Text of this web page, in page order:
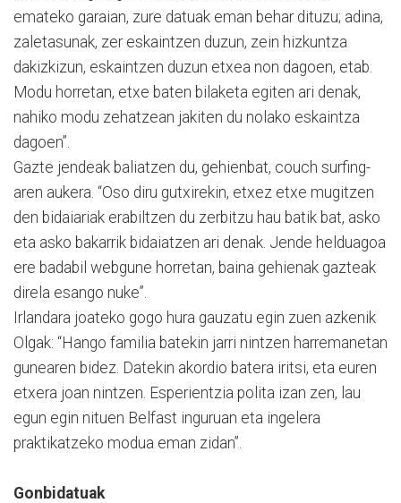
emateko garaian, zure datuak eman behar dituzu; adina,
zaletasunak, zer eskaintzen duzun, zein hizkuntza
dakizkizun, eskaintzen duzun etxea non dagoen, etab.
Modu horretan, etxe baten bilaketa egiten ari denak,
nahiko modu zehatzean jakiten du nolako eskaintza
dagoen”.
Gazte jendeak baliatzen du, gehienbat, couch surfing-
aren aukera. “Oso diru gutxirekin, etxez etxe mugitzen
den bidaiariak erabiltzen du zerbitzu hau batik bat, asko
eta asko bakarrik bidaiatzen ari denak. Jende helduagoa
ere badabil webgune horretan, baina gehienak gazteak
direla esango nuke”.
Irlandara joateko gogo hura gauzatu egin zuen azkenik
Olgak: “Hango familia batekin jarri nintzen harremanetan
gunearen bidez. Datekin akordio batera iritsi, eta euren
etxera joan nintzen. Esperientzia polita izan zen, lau
egun egin nituen Belfast inguruan eta ingelera
praktikatzeko modua eman zidan”.
Gonbidatuak